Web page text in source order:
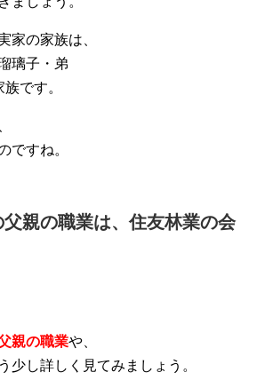
家の家族は、
璃子・弟
です。
ですね。
親の職業は、住友林業の会
親の職業や、
少し詳しく見てみましょう。